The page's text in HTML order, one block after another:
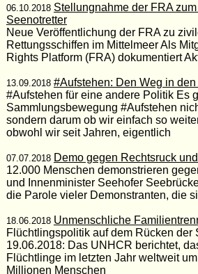
06.10.2018 Stellungnahme der FRA
Seenotretter
Neue Veröffentlichung der FRA zu
Rettungsschiffen im Mittelmeer Als
Rights Platform (FRA) dokumentiert
13.09.2018 #Aufstehen: Den Weg in
#Aufstehen für eine andere Politik Es
Sammlungsbewegung #Aufstehen
sondern darum ob wir einfach so
obwohl wir seit Jahren, eigentlich
07.07.2018 Demo gegen Rechtsruck
12.000 Menschen demonstrieren
und Innenminister Seehofer
die Parole vieler Demonstranten, die
18.06.2018 Unmenschliche
Flüchtlingspolitik auf dem Rücken der
19.06.2018: Das UNHCR berichtet,
Flüchtlinge im letzten Jahr weltweit
Millionen Menschen